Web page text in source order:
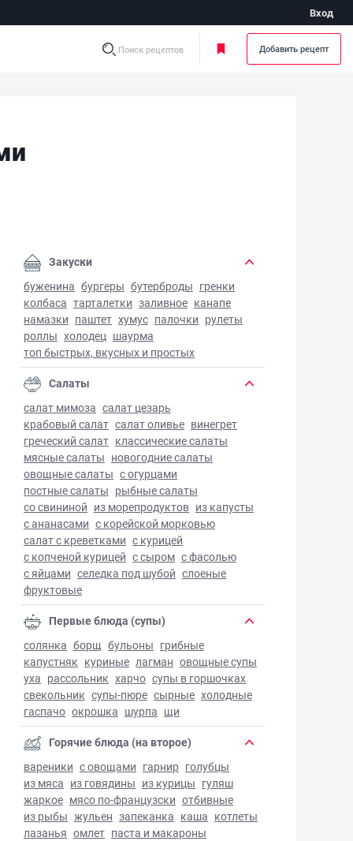
Вход
Поиск рецептов Добавить рецепт
с фрикадельками и овощами - фото готового блюда
Закуски
буженина бургеры бутерброды гренки
колбаса тарталетки заливное канапе
намазки паштет хумус палочки рулеты
роллы холодец шаурма
топ быстрых, вкусных и простых
Салаты
салат мимоза салат цезарь
крабовый салат салат оливье винегрет
греческий салат классические салаты
мясные салаты новогодние салаты
овощные салаты с огурцами
постные салаты рыбные салаты
со свининой из морепродуктов из капусты
с ананасами с корейской морковью
салат с креветками с курицей
с копченой курицей с сыром с фасолью
с яйцами селедка под шубой слоеные
фруктовые
Первые блюда (супы)
солянка борщ бульоны грибные
капустняк куриные лагман овощные супы
уха рассольник харчо супы в горшочках
свекольник супы-пюре сырные холодные
гаспачо окрошка шурпа щи
Горячие блюда (на второе)
вареники с овощами гарнир голубцы
из мяса из говядины из курицы гуляш
жаркое мясо по-французски отбивные
из рыбы жульен запеканка каша котлеты
лазанья омлет паста и макароны